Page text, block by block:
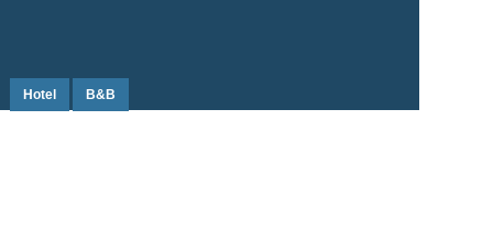
Hotel B&B